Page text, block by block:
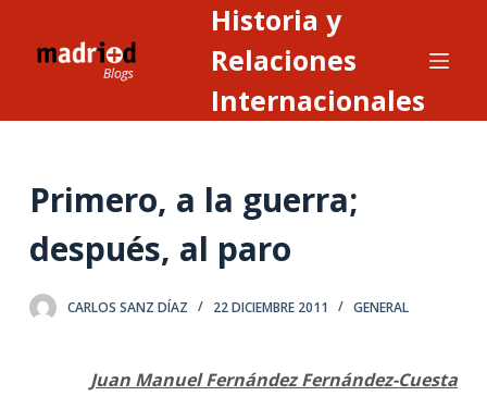
n
Historia y
Relaciones
Internacionales
Primero, a la guerra;
después, al paro
CARLOS SANZ DÍAZ 22 DICIEMBRE 2011 GENERAL
Juan Manuel Fernández Fernández-Cuesta